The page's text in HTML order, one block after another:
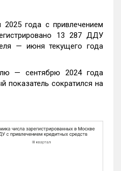
2025 года с привлечением
13 287 ДДУ
— июня текущего года
— сентябрю 2024 года
показатель сократился на